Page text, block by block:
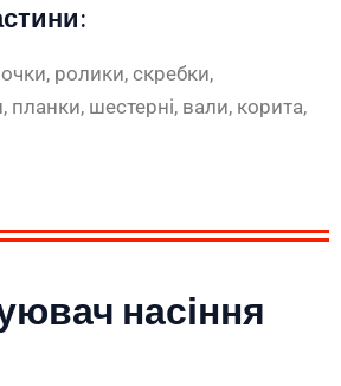
ролики, скребки,
планки, шестерні, вали, корита,
насіння